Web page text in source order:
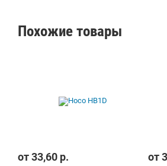
Похожие товары
от33,60 р. от